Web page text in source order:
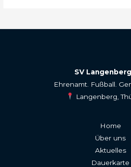
SV
Ehrenamt. Fußball.
Langenberg,
Home
Über uns
Aktuelles
Dauerkarte